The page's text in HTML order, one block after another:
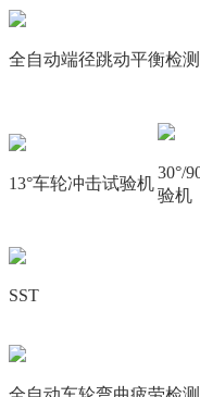
全自动端径跳动平衡检
13°车轮冲击试验机
30°/
验机
SST